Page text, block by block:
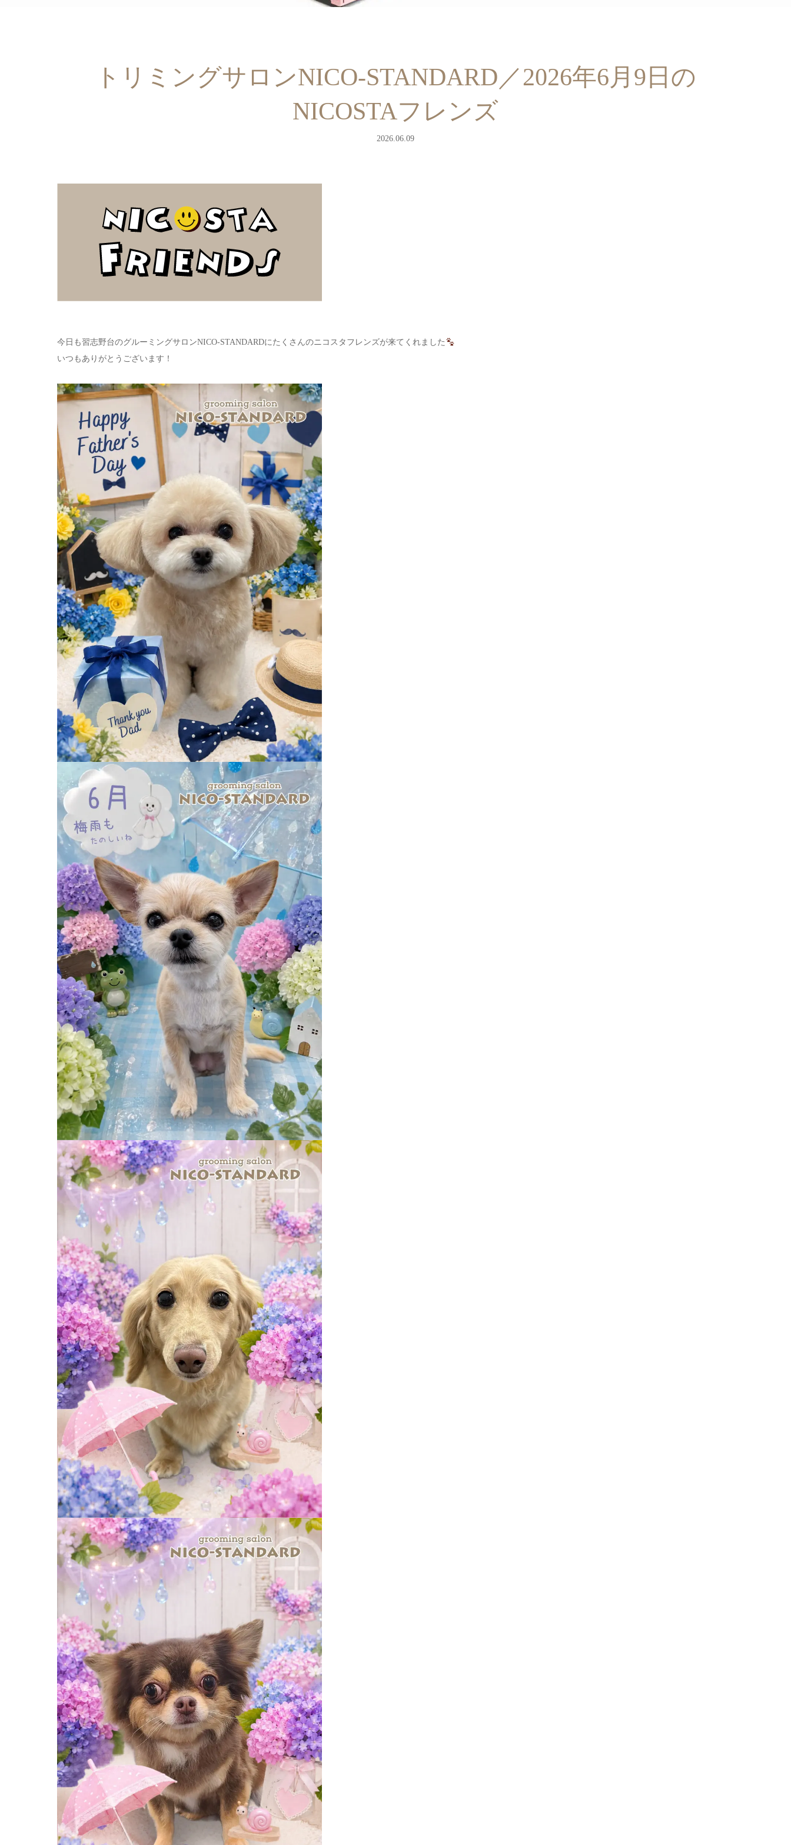
トリミングサロンNICO-STANDARD／2026年6月9日の
NICOSTAフレンズ
2026.06.09
今日も習志野台のグルーミングサロンNICO-STANDARDにたくさんのニコスタフレンズが来てくれました
いつもありがとうございます！